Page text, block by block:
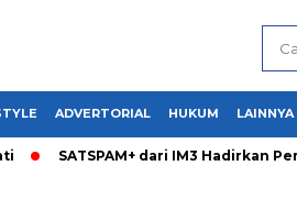
ADVERTORIAL HUKUM LAINNYA
SATSPAM+ dari IM3 Hadirkan